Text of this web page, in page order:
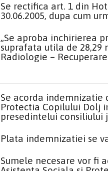
Se rectifica art. 1 din
30.06.2005, dupa cum
„Se aproba inchirierea
suprafata utila de 28,29
Radiologie –
Se acorda
Protectia Copilului Dolj
presedintelui consiliului
Plata indemnizatiei se
Sumele necesare vor fi